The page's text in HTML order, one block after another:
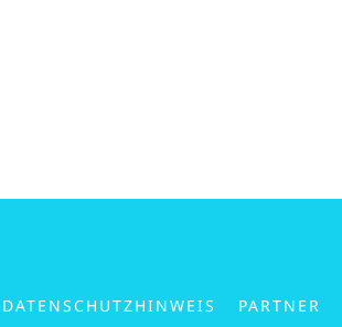
DATENSCHUTZHINWEIS PARTNER